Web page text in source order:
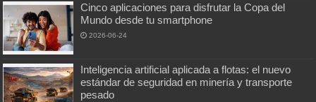
Cinco aplicaciones para disfrutar la Copa del
Mundo desde tu smartphone
2026-06-24
Inteligencia artificial aplicada a flotas: el nuevo
estándar de seguridad en minería y transporte
pesado